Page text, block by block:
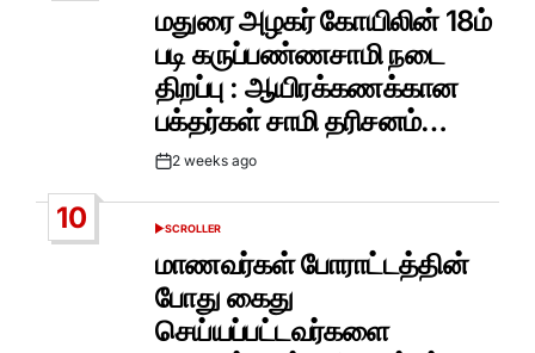
மதுரை அழகர் கோயிலின் 18ம்
படி கருப்பண்ணசாமி நடை
திறப்பு : ஆயிரக்கணக்கான
பக்தர்கள் சாமி தரிசனம்…
Post2 weeks ago
10
POSTED
SCROLLER
மாணவர்கள் போராட்டத்தின்
போது கைது
செய்யப்பட்டவர்களை